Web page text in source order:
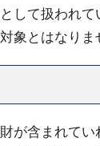
して扱われ
象とはなりま
が含まれて